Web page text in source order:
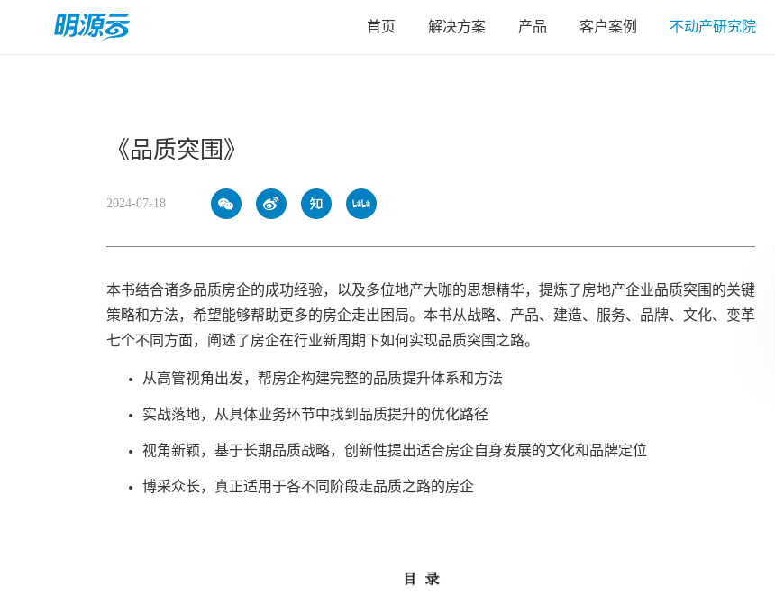
首页 解决方案 产品 客户案例 不动产研究院
《品质突围》
2024-07-18
本书结合诸多品质房企的成功经验，以及多位地产大咖的思想精华，提炼了房地产企业品质突围的关键
策略和方法，希望能够帮助更多的房企走出困局。本书从战略、产品、建造、服务、品牌、文化、变革
七个不同方面，阐述了房企在行业新周期下如何实现品质突围之路。
从高管视角出发，帮房企构建完整的品质提升体系和方法
实战落地，从具体业务环节中找到品质提升的优化路径
视角新颖，基于长期品质战略，创新性提出适合房企自身发展的文化和品牌定位
博采众长，真正适用于各不同阶段走品质之路的房企